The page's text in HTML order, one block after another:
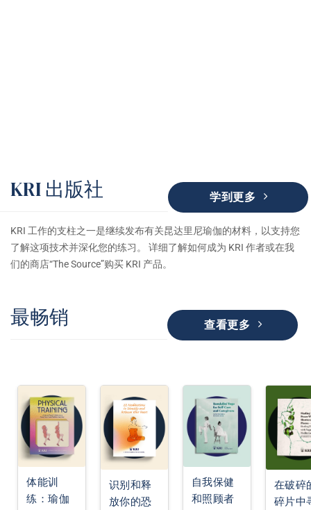
KRI 出版社 学到更多
KRI 工作的支柱之一是继续发布有关昆达里尼瑜伽的材料，以支持您
了解这项技术并深化您的练习。 详细了解如何成为 KRI 作者或在我
们的商店“The Source”购买 KRI 产品。
最畅销 查看更多
体能训
练：瑜伽
识别和释
放你的恐
自我保健
和照顾者
在破碎
碎片中